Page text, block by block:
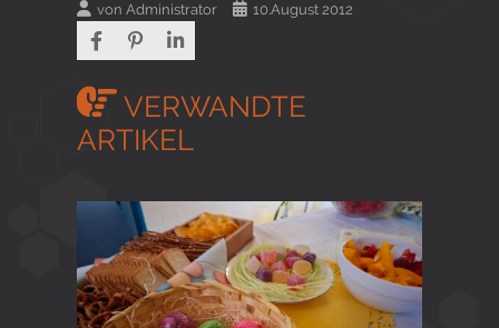
von Administrator 10.August 2012
VERWANDTE
ARTIKEL